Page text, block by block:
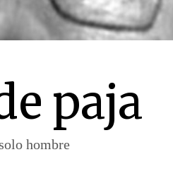
paja
hombre